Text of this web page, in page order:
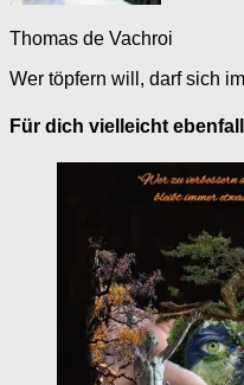
Thomas de Vachroi
Wer töpfern will, darf sich
Für dich vielleicht